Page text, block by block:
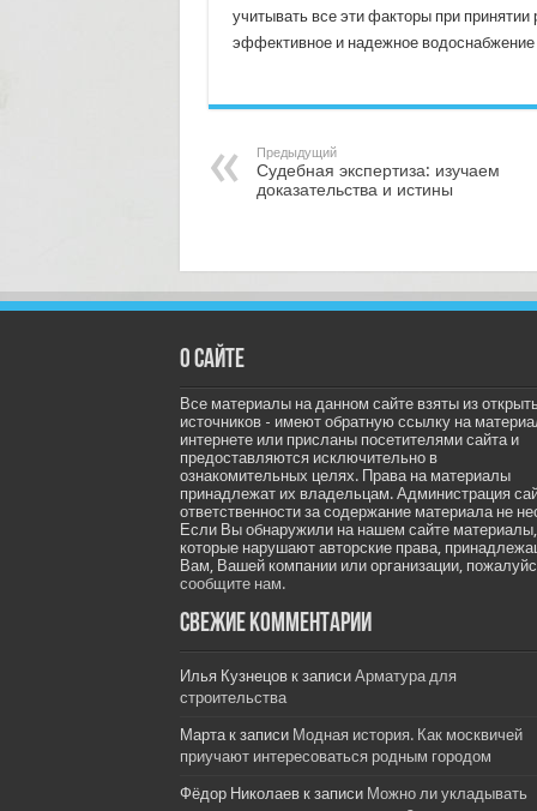
учитывать все эти факторы при
эффективное и надежное водоснабжение
Предыдущий
Судебная экспертиза: изучаем
доказательства и истины
О сайте
Все материалы на данном сайте взяты из
источников - имеют обратную ссылку на
интернете или присланы посетителями сайта и
предоставляются исключительно в
ознакомительных целях. Права на материалы
принадлежат их владельцам. Администрация
ответственности за содержание материала не
Если Вы обнаружили на нашем сайте материалы,
которые нарушают авторские права,
Вам, Вашей компании или организации,
сообщите нам.
Свежие комментарии
Илья Кузнецовк записи Арматура для
строительства
Мартак записи Модная история. Как москвичей
приучают интересоваться родным городом
Фёдор Николаевк записи Можно ли укладывать